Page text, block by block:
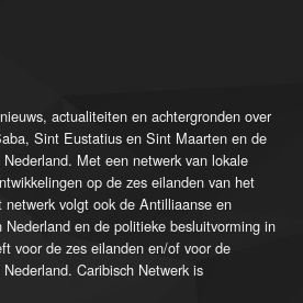
actualiteiten en achtergronden over
Sint Eustatius en Sint Maarten en de
Met een netwerk van lokale
op de zes eilanden van het
netwerk volgt ook de Antilliaanse en
en de politieke besluitvorming in
voor de zes eilanden en/of voor de
Caribisch Netwerk is